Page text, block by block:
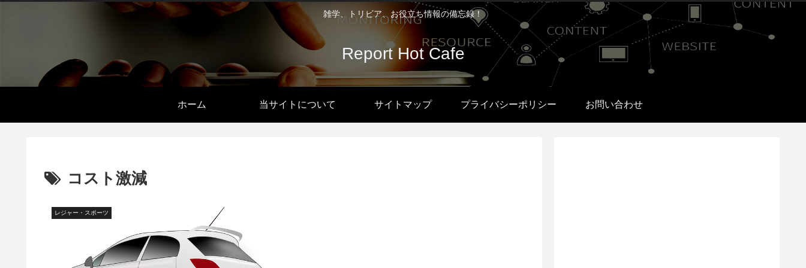
雑学、トリビア、お役立ち情報の備忘録！
Report Hot Cafe
ホーム 当サイトについて サイトマップ プライバシーポリシー お問い合わせ
コスト激減
レジャー・スポーツ